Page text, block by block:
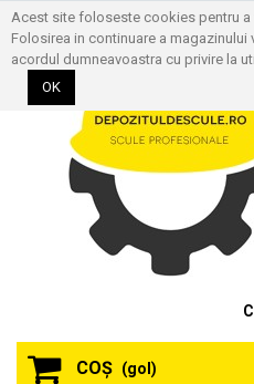
COŞ (gol)
Acest site foloseste cookies pentru a
Folosirea in continuare a
acordul dumneavoastra cu privire la
OK